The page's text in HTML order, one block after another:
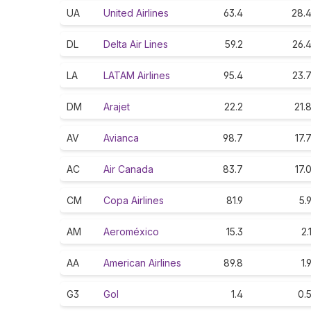
UA United Airlines 63.4 28.4
DL Delta Air Lines 59.2 26.4
LA LATAM Airlines 95.4 23.7
DM Arajet 22.2 21.8
AV Avianca 98.7 17.7
AC Air Canada 83.7 17.0
CM Copa Airlines 81.9 5.9
AM Aeroméxico 15.3 2.1
AA American Airlines 89.8 1.9
G3 Gol 1.4 0.5